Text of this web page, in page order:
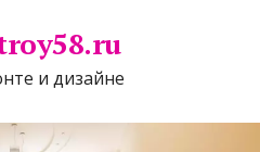
и дизайне